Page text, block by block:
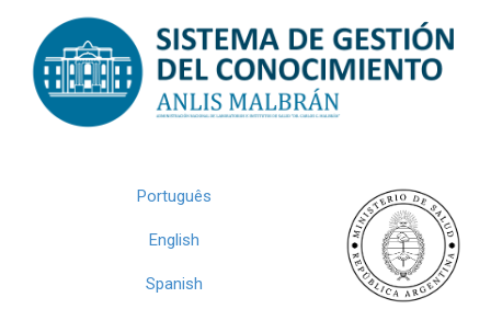
navigation
Português
English
Spanish